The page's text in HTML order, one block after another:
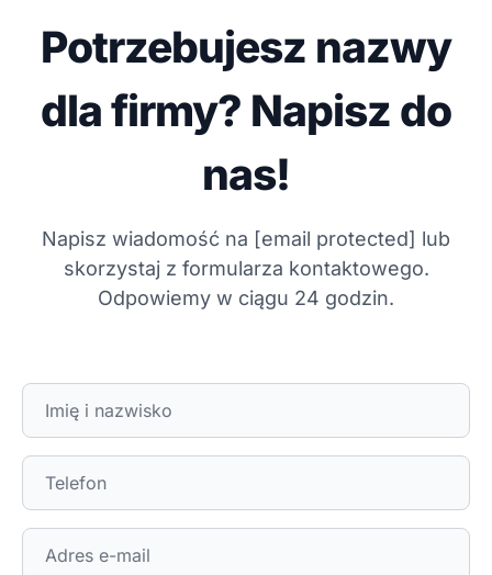
Potrzebujesz nazwy
dla firmy? Napisz do
nas!
Napisz wiadomość na [email protected] lub
skorzystaj z formularza kontaktowego.
Odpowiemy w ciągu 24 godzin.